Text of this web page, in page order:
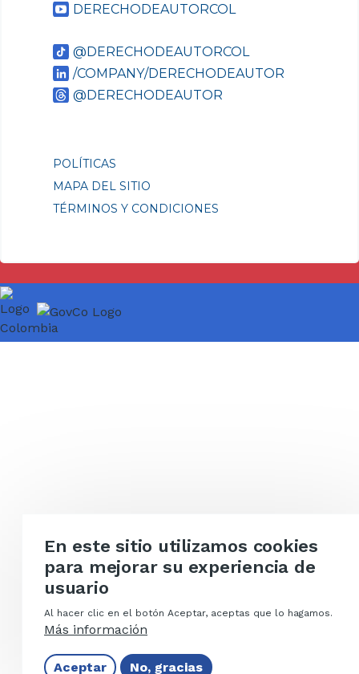
DERECHODEAUTORCOL
@DERECHODEAUTORCOL
/COMPANY/DERECHODEAUTOR
@DERECHODEAUTOR
POLÍTICAS
MAPA DEL SITIO
TÉRMINOS Y CONDICIONES
En este sitio utilizamos cookies
para mejorar su experiencia de
usuario
Al hacer clic en el botón Aceptar, aceptas que lo hagamos.
Más información
Aceptar No, gracias